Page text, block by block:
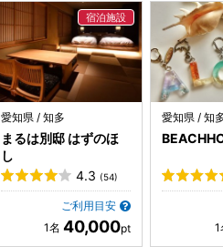
愛知県 / 知多
まるは別邸 はずのほ
し
4.3 (54)
ご利用目安
40,000
愛知県 / 知